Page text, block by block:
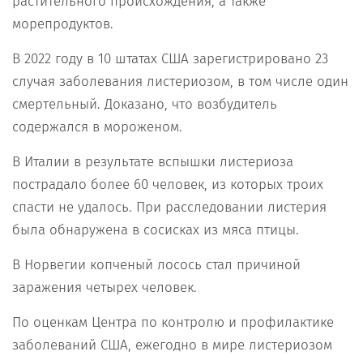
морепродуктов.
В 2022 году в 10 штатах США зарегистрировано 23
случая заболевания листериозом, в том числе один
смертельный. Доказано, что возбудитель
содержался в мороженом.
В Италии в результате вспышки листериоза
пострадало более 60 человек, из которых троих
спасти не удалось. При расследовании листерия
была обнаружена в сосисках из мяса птицы.
В Норвегии копченый лосось стал причиной
заражения четырех человек.
По оценкам Центра по контролю и профилактике
заболеваний США, ежегодно в мире листериозом